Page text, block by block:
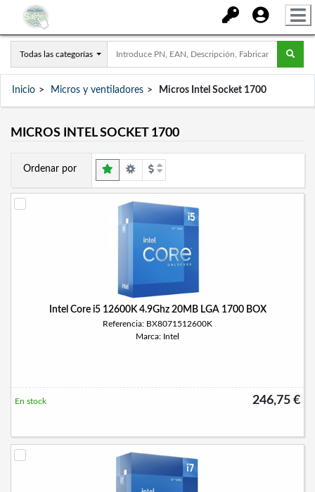
Todas las categorías
Inicio Micros y ventiladores Micros Intel Socket 1700
MICROS INTEL SOCKET 1700
Ordenar por
Intel Core i5 12600K 4.9Ghz 20MB LGA 1700 BOX
Referencia: BX8071512600K
Marca: Intel
246,75 €
En stock